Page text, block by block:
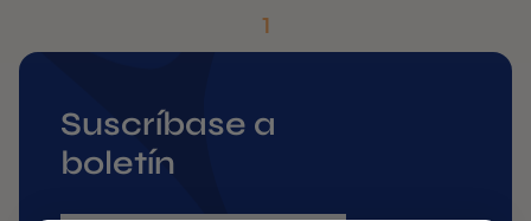
1
Suscríbase a
boletín